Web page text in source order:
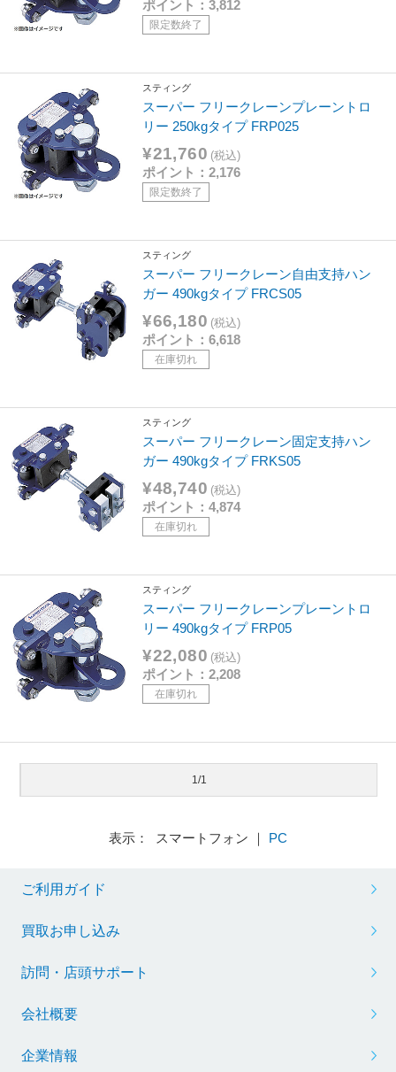
ポイント：3,812
限定数終了
スティング
スーパー フリークレーンプレーントロ
リー 250kgタイプ FRP025
¥21,760 (税込)
ポイント：2,176
限定数終了
スティング
スーパー フリークレーン自由支持ハン
ガー 490kgタイプ FRCS05
¥66,180 (税込)
ポイント：6,618
在庫切れ
スティング
スーパー フリークレーン固定支持ハン
ガー 490kgタイプ FRKS05
¥48,740 (税込)
ポイント：4,874
在庫切れ
スティング
スーパー フリークレーンプレーントロ
リー 490kgタイプ FRP05
¥22,080 (税込)
ポイント：2,208
在庫切れ
1/1
表示： スマートフォン ｜ PC
ご利用ガイド
買取お申し込み
訪問・店頭サポート
会社概要
企業情報